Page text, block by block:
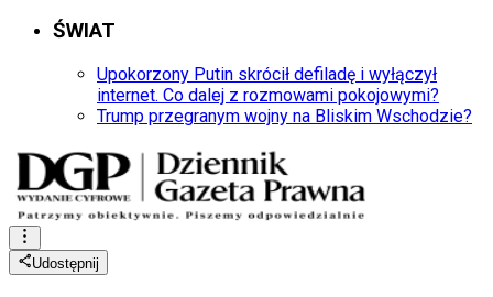
ŚWIAT
Upokorzony Putin skrócił defiladę i wyłączył
internet. Co dalej z rozmowami pokojowymi?
Trump przegranym wojny na Bliskim Wschodzie?
Udostępnij